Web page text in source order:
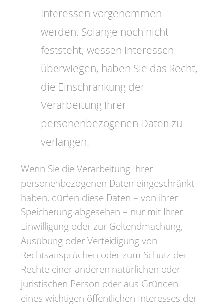
Interessen vorgenommen
werden. Solange noch nicht
feststeht, wessen Interessen
überwiegen, haben Sie das Recht,
die Einschränkung der
Verarbeitung Ihrer
personenbezogenen Daten zu
verlangen.
Wenn Sie die Verarbeitung Ihrer
personenbezogenen Daten eingeschränkt
haben, dürfen diese Daten – von ihrer
Speicherung abgesehen – nur mit Ihrer
Einwilligung oder zur Geltendmachung,
Ausübung oder Verteidigung von
Rechtsansprüchen oder zum Schutz der
Rechte einer anderen natürlichen oder
juristischen Person oder aus Gründen
eines wichtigen öffentlichen Interesses der